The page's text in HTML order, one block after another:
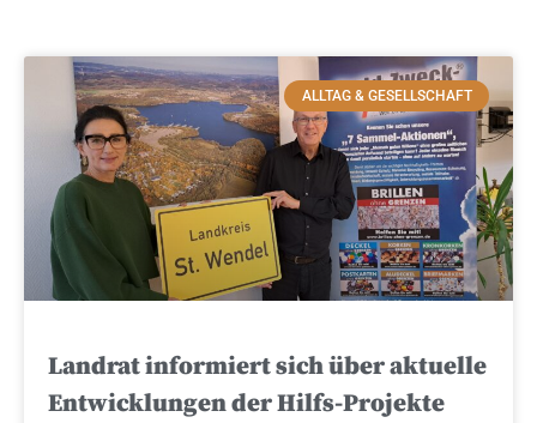
ALLTAG & GESELLSCHAFT
Landrat informiert sich über aktuelle
Entwicklungen der Hilfs-Projekte